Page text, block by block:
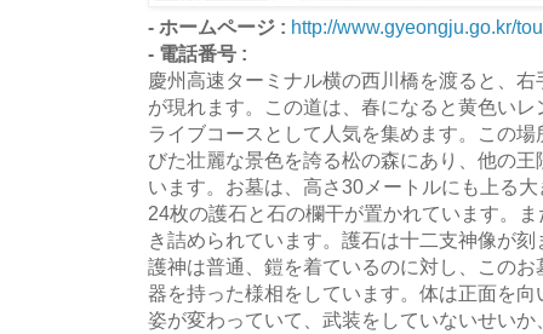
- ホームページ : http://www.gyeongju.go.kr/
- 電話番号 :
慶州高速ターミナル横の西川橋を渡ると、
が現れます。この道は、春になると黄色い
ライブコースとして人気を集めます。この
びた壮麗な景色を誇る松の森にあり、他の
います。お墓は、高さ30メートルにも上る
24枚の護石と石の欄干が置かれています。
き詰められています。護石は十二支神像が
護神は普通、鎧を着ているのに対し、この
器を持った様相をしています。体は正面を
姿が変わっていて、武装をしていないせい